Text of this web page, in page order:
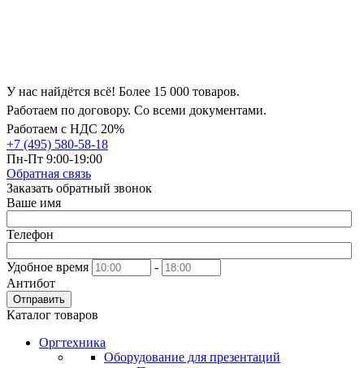
У нас найдётся всё! Более 15 000 товаров.
Работаем по договору. Со всеми документами.
Работаем с НДС 20%
+7 (495) 580-58-18
Пн-Пт 9:00-19:00
Обратная связь
Заказать обратный звонок
Ваше имя
Телефон
Удобное время
-
Антибот
Отправить
Каталог товаров
Оргтехника
Оборудование для презентаций